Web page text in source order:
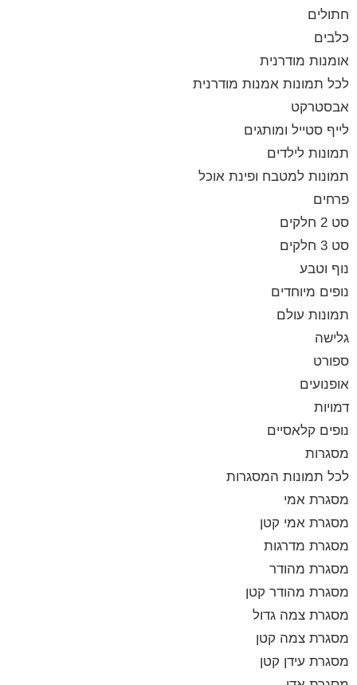
חתולים
כלבים
אומנות מודרנית
לכל תמונות אמנות מודרנית
אבסטרקט
לייף סטייל ומותגים
תמונות לילדים
תמונות למטבח ופינת אוכל
פרחים
סט 2 חלקים
סט 3 חלקים
נוף וטבע
נופים מיוחדים
תמונות עולם
גלישה
ספורט
אופנועים
דמויות
נופים קלאסיים
מסגרות
לכל תמונות המסגרות
מסגרת אמי
מסגרת אמי קטן
מסגרת מדרגות
מסגרת מהודר
מסגרת מהודר קטן
מסגרת צמה גדול
מסגרת צמה קטן
מסגרת עידן קטן